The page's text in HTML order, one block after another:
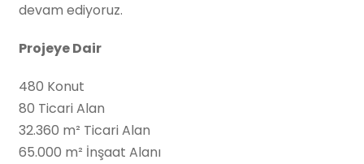
devam ediyoruz.
Projeye Dair
480 Konut
80 Ticari Alan
32.360 m² Ticari Alan
65.000 m² İnşaat Alanı